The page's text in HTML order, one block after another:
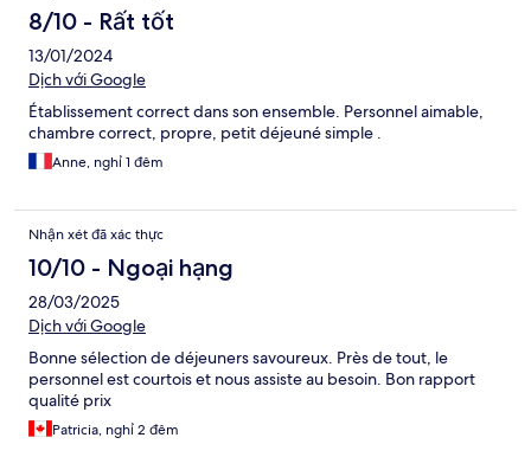
8/10 - Rất tốt
13/01/2024
Dịch với Google
Établissement correct dans son ensemble. Personnel aimable,
chambre correct, propre, petit déjeuné simple .
Anne, nghỉ 1 đêm
Nhận xét đã xác thực
10/10 - Ngoại hạng
28/03/2025
Dịch với Google
Bonne sélection de déjeuners savoureux. Près de tout, le
personnel est courtois et nous assiste au besoin. Bon rapport
qualité prix
Patricia, nghỉ 2 đêm